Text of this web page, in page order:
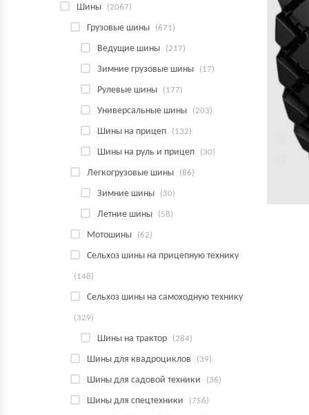
Шины (2067)
Грузовые шины (671)
Ведущие шины (217)
Зимние грузовые шины (17)
Рулевые шины (177)
Универсальные шины (203)
Шины на прицеп (132)
Шины на руль и прицеп (30)
Легкогрузовые шины (86)
Зимние шины (30)
Летние шины (58)
Мотошины (62)
Сельхоз шины на прицепную технику
(148)
Сельхоз шины на самоходную технику
(329)
Шины на трактор (284)
Шины для квадроциклов (39)
Шины для садовой техники (36)
Шины для спецтехники (756)